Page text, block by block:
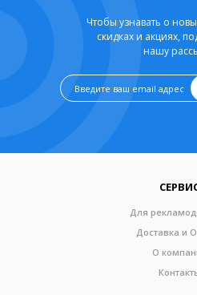
Чтобы узнавать о
скидках и акциях,
нашу
Для
Доставка и
О